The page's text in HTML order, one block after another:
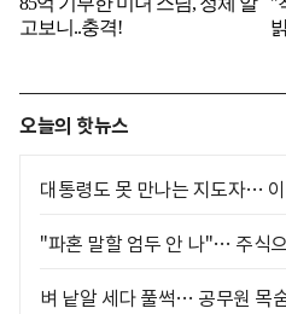
오늘의 핫뉴스
대통령도 못 만나는 지도자…
"파혼 말할 엄두 안 나"… 주식
벼 낱알 세다 풀썩… 공무원 목